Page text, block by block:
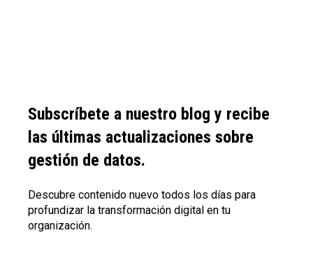
Subscríbete a nuestro blog y recibe
las últimas actualizaciones sobre
gestión de datos.
Descubre contenido nuevo todos los días para
profundizar la transformación digital en tu
organización.